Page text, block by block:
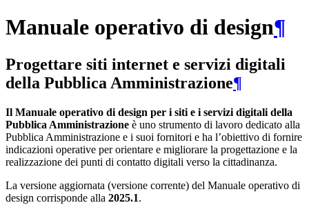
Manuale operativo di design¶
Progettare siti internet e servizi digitali
della Pubblica Amministrazione¶
Il Manuale operativo di design per i siti e i servizi digitali della
Pubblica Amministrazione è uno strumento di lavoro dedicato alla
Pubblica Amministrazione e i suoi fornitori e ha l’obiettivo di fornire
indicazioni operative per orientare e migliorare la progettazione e la
realizzazione dei punti di contatto digitali verso la cittadinanza.
La versione aggiornata (versione corrente) del Manuale operativo di
design corrisponde alla 2025.1.